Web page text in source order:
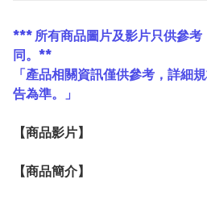
*** 所有商品圖片及影片只供參考
同。**
「產品相關資訊僅供參考，詳細
告為準。」
【商品影片】
【商品簡介】